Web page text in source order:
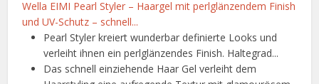
Wella EIMI Pearl Styler – Haargel mit perlglänzendem Finish
und UV-Schutz – schnell...
Pearl Styler kreiert wunderbar definierte Looks und
verleiht ihnen ein perlglänzendes Finish. Haltegrad...
Das schnell einziehende Haar Gel verleiht dem